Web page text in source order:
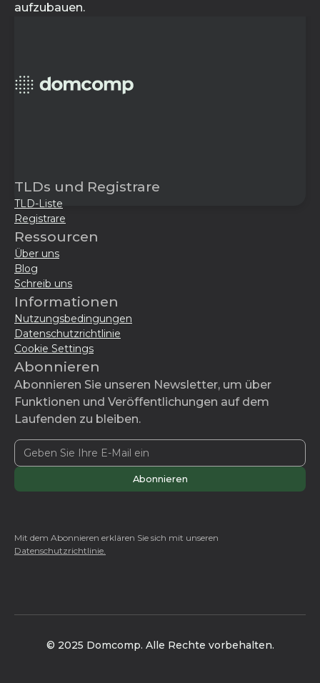
aufzubauen.
TLDs und Registrare
TLD-Liste
Registrare
Ressourcen
Über uns
Blog
Schreib uns
Informationen
Nutzungsbedingungen
Datenschutzrichtlinie
Cookie Settings
Abonnieren
Abonnieren Sie unseren Newsletter, um über
Funktionen und Veröffentlichungen auf dem
Laufenden zu bleiben.
Mit dem Abonnieren erklären Sie sich mit unseren
Datenschutzrichtlinie.
© 2025 Domcomp. Alle Rechte vorbehalten.